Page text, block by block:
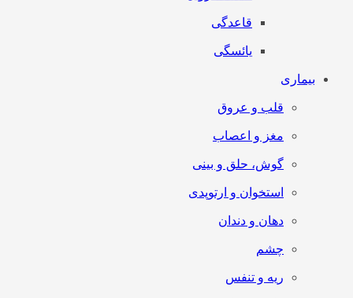
قاعدگی
یائسگی
بیماری
قلب و عروق
مغز و اعصاب
گوش، حلق و بینی
استخوان و ارتوپدی
دهان و دندان
چشم
ریه و تنفس